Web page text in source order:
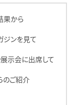
果から
ジンを見て
示会に出席して
のご紹介